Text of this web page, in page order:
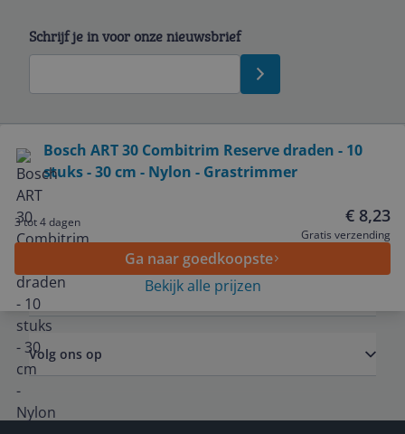
Bosch ART 30 Combitrim Reserve draden - 10
stuks - 30 cm - Nylon - Grastrimmer
3 tot 4 dagen € 8,23
Gratis verzending
Ga naar goedkoopste
Bekijk alle prijzen
Schrijf je in voor onze nieuwsbrief
Service
Algemeen
Volg ons op